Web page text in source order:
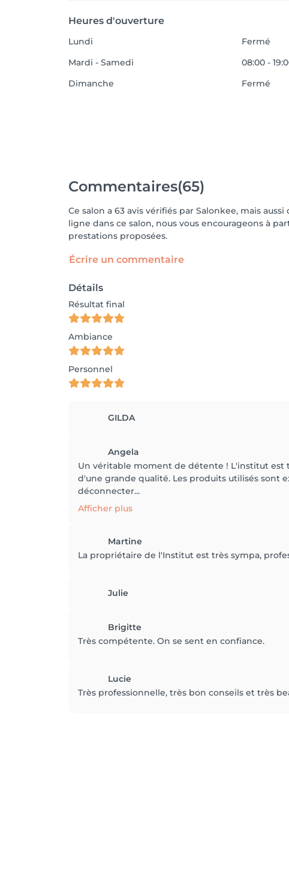
Heures d'ouverture
Lundi
Fermé
Mardi - Samedi
08:00 -
Dimanche
Fermé
Commentaires(65)
Ce salon a 63 avis vérifiés par Salonkee, mais
ligne dans ce salon, nous vous encourageons à
prestations proposées.
Écrire un commentaire
Détails
Résultat final
Ambiance
Personnel
GILDA
Angela
Un véritable moment de détente ! L'institut est
d'une grande qualité. Les produits utilisés sont
déconnecter...
Afficher plus
Martine
La propriétaire de l'Institut est très sympa,
Julie
Brigitte
Très compétente. On se sent en confiance.
Lucie
Très professionnelle, très bon conseils et très